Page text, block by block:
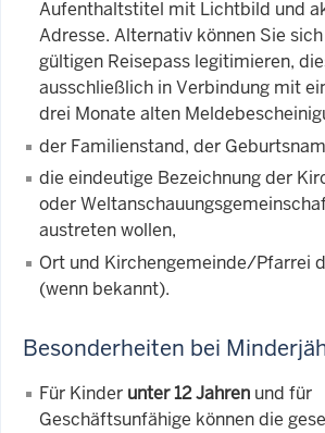
Aufenthaltstitel mit Lichtbild und
Adresse. Alternativ können Sie
gültigen Reisepass legitimieren,
ausschließlich in Verbindung mit
drei Monate alten
der Familienstand, der
die eindeutige Bezeichnung der
oder
austreten wollen,
Ort und Kirchengemeinde/Pfarrei
(wenn bekannt).
Besonderheiten bei
Für Kinder unter 12 Jahren und für
Geschäftsunfähige können die